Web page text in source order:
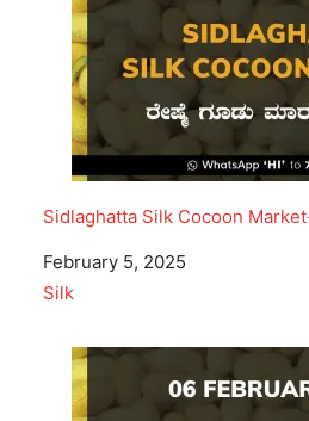
Sidlaghatta Silk Cocoon
Date
February 5, 2025
In relation to
Silk